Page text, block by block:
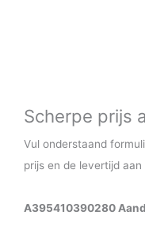
Scherpe prijs
Vul onderstaand
prijs en de levertijd
A395410390280